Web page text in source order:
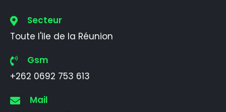
Secteur
Toute l'ile de la Réunion
Gsm
+262 0692 753 613
Mail